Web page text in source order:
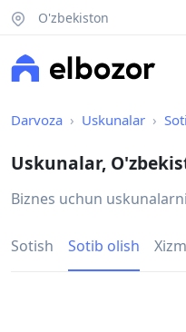
O'zbekiston
Darvoza Uskunalar
Uskunalar,
Biznes uchun
Sotish Sotib olish